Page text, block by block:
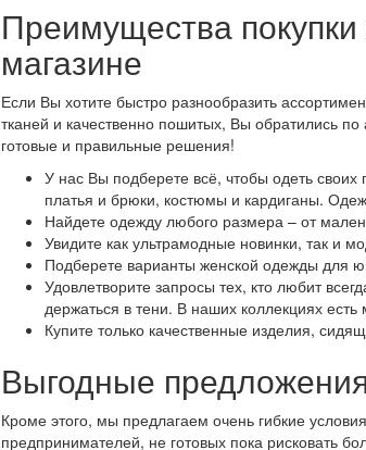
Преимущества
магазине
Если Вы хотите быстро разнообразить
тканей и качественно пошитых, Вы обратились
готовые и правильные решения!
У нас Вы подберете всё, чтобы одеть своих
платья и брюки, костюмы и кардиганы.
Найдете одежду любого размера – от
Увидите как ультрамодные новинки, так и
Подберете варианты женской одежды
Удовлетворите запросы тех, кто любит
держаться в тени. В наших коллекциях
Купите только качественные изделия,
Выгодные
Кроме этого, мы предлагаем очень гибкие
предпринимателей, не готовых пока рисковать